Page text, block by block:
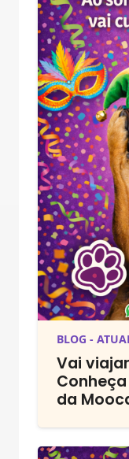
BLOG -
Vai
da